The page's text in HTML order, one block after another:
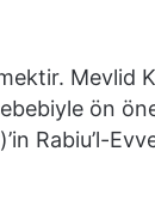
Mevlid
ön
Rabiu’l-